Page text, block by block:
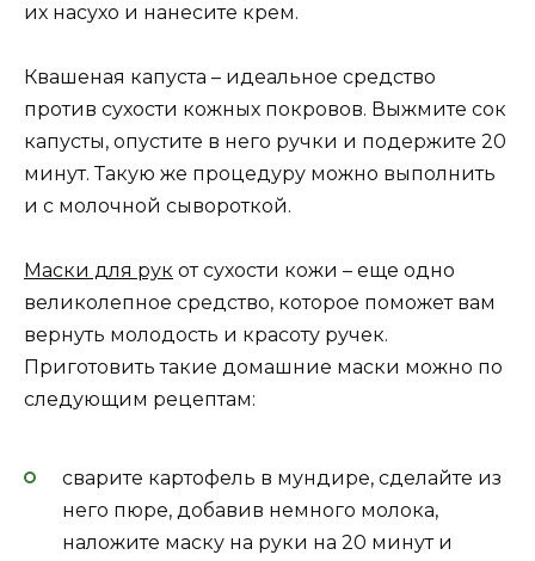
их насухо и нанесите крем.
Квашеная капуста – идеальное средство
против сухости кожных покровов. Выжмите сок
капусты, опустите в него ручки и подержите 20
минут. Такую же процедуру можно выполнить
и с молочной сывороткой.
Маски для рук от сухости кожи – еще одно
великолепное средство, которое поможет вам
вернуть молодость и красоту ручек.
Приготовить такие домашние маски можно по
следующим рецептам:
сварите картофель в мундире, сделайте из
него пюре, добавив немного молока,
наложите маску на руки на 20 минут и